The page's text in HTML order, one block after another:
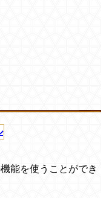
能を使うことができ